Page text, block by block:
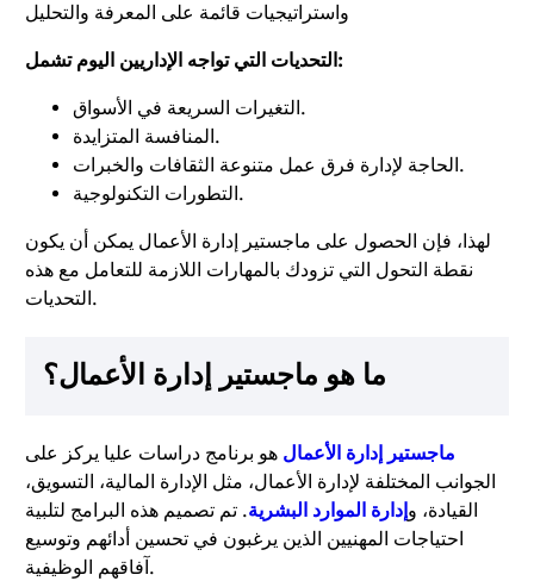
واستراتيجيات قائمة على المعرفة والتحليل
التحديات التي تواجه الإداريين اليوم تشمل:
التغيرات السريعة في الأسواق.
المنافسة المتزايدة.
الحاجة لإدارة فرق عمل متنوعة الثقافات والخبرات.
التطورات التكنولوجية.
لهذا، فإن الحصول على ماجستير إدارة الأعمال يمكن أن يكون
نقطة التحول التي تزودك بالمهارات اللازمة للتعامل مع هذه
التحديات.
ما هو ماجستير إدارة الأعمال؟
ماجستير إدارة الأعمال هو برنامج دراسات عليا يركز على
الجوانب المختلفة لإدارة الأعمال، مثل الإدارة المالية، التسويق،
القيادة، وإدارة الموارد البشرية. تم تصميم هذه البرامج لتلبية
احتياجات المهنيين الذين يرغبون في تحسين أدائهم وتوسيع
آفاقهم الوظيفية.